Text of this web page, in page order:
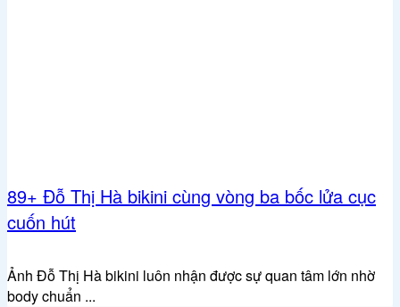
89+ Đỗ Thị Hà bikini cùng vòng ba bốc lửa cục
cuốn hút
Ảnh Đỗ Thị Hà bikini luôn nhận được sự quan tâm lớn nhờ
body chuẩn ...